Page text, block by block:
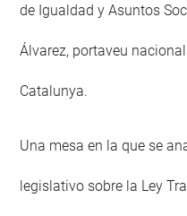
de Igualdad y Asuntos
Álvarez, portaveu
Catalunya.
Una mesa en la que se
legislativo sobre la Ley